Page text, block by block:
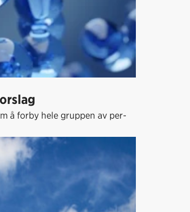
å forby hele gruppen av per-